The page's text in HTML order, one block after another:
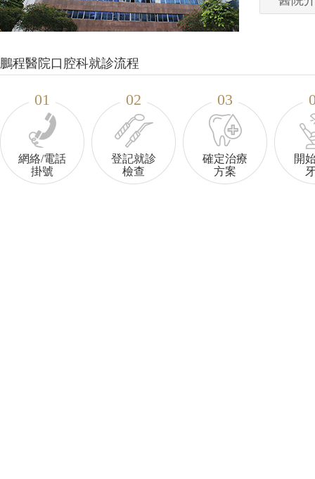
鵬程醫院口腔科就診流程
01
網絡/電話
掛號
02
登記就診
檢查
03
確定治療
方案
開
全科医生
学会会员
号源
鵬程口腔種植主任
MRC認證醫師